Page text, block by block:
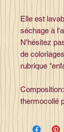
Elle est
séchage à
N'hésitez
de
rubrique
thermocollé